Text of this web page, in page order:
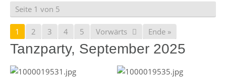
Seite 1 von 5
1 2 3 4 5 Vorwärts Ende »
Tanzparty, September 2025